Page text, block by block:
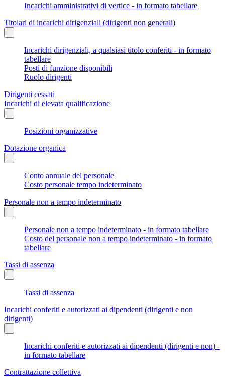
Incarichi amministrativi di vertice - in formato tabellare
Titolari di incarichi dirigenziali (dirigenti non generali)
Incarichi dirigenziali, a qualsiasi titolo conferiti - in formato
tabellare
Posti di funzione disponibili
Ruolo dirigenti
Dirigenti cessati
Incarichi di elevata qualificazione
Posizioni organizzative
Dotazione organica
Conto annuale del personale
Costo personale tempo indeterminato
Personale non a tempo indeterminato
Personale non a tempo indeterminato - in formato tabellare
Costo del personale non a tempo indeterminato - in formato
tabellare
Tassi di assenza
Tassi di assenza
Incarichi conferiti e autorizzati ai dipendenti (dirigenti e non
dirigenti)
Incarichi conferiti e autorizzati ai dipendenti (dirigenti e non) -
in formato tabellare
Contrattazione collettiva